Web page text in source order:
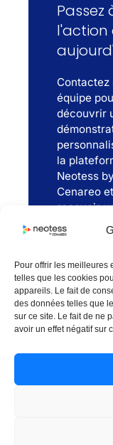
Pour offrir les meilleures
telles que les cookies
appareils. Le fait de
des données telles que
sur ce site. Le fait de ne
avoir un effet négatif sur
Passez
l'action
Contactez
équipe
découvrir
la
Neotess by
Cenareo et
recevoir
exclusif à
première
aux
chimiques.
Équipons
ensemble
ateliers